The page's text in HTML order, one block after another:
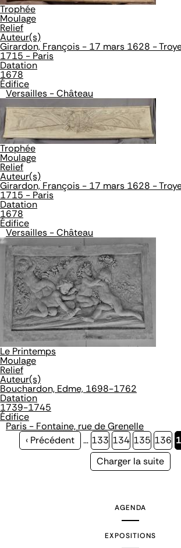
Trophée
Moulage
Relief
Auteur(s)
Girardon, François - 17 mars 1628 -
1715 - Paris
Datation
1678
Édifice
Versailles - Château
Trophée
Moulage
Relief
Auteur(s)
Girardon, François - 17 mars 1628 -
1715 - Paris
Datation
1678
Édifice
Versailles - Château
Le Printemps
Moulage
Relief
Auteur(s)
Bouchardon, Edme, 1698-1762
Datation
1739-1745
Édifice
Paris - Fontaine, rue de Grenelle
Page
‹ Précédent … Page
133 Page
134 Page
135 Page
136
Page
Charger la suite
AGENDA
EXPOSITIONS